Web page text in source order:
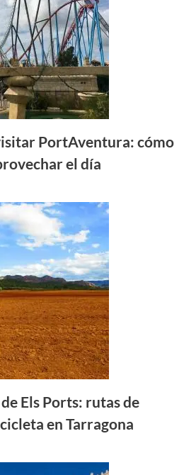
PortAventura: cómo
el día
Els Ports: rutas de
en Tarragona